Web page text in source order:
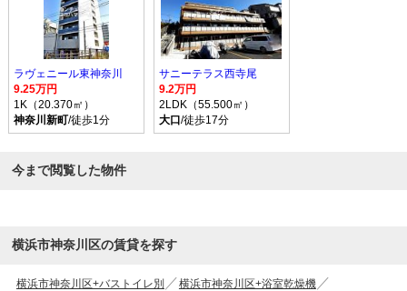
ラヴェニール東神奈川
9.25万円
1K（20.370㎡）
神奈川新町/徒歩1分
サニーテラス西寺尾
9.2万円
2LDK（55.500㎡）
大口 /徒歩17分
今まで閲覧した物件
横浜市神奈川区の賃貸を探す
横浜市神奈川区+バストイレ別
横浜市神奈川区+浴室乾燥機